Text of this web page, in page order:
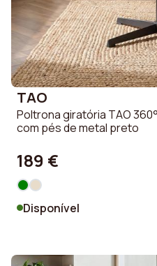
TAO
Poltrona giratória TAO
com pés de metal preto
189 €
Disponível